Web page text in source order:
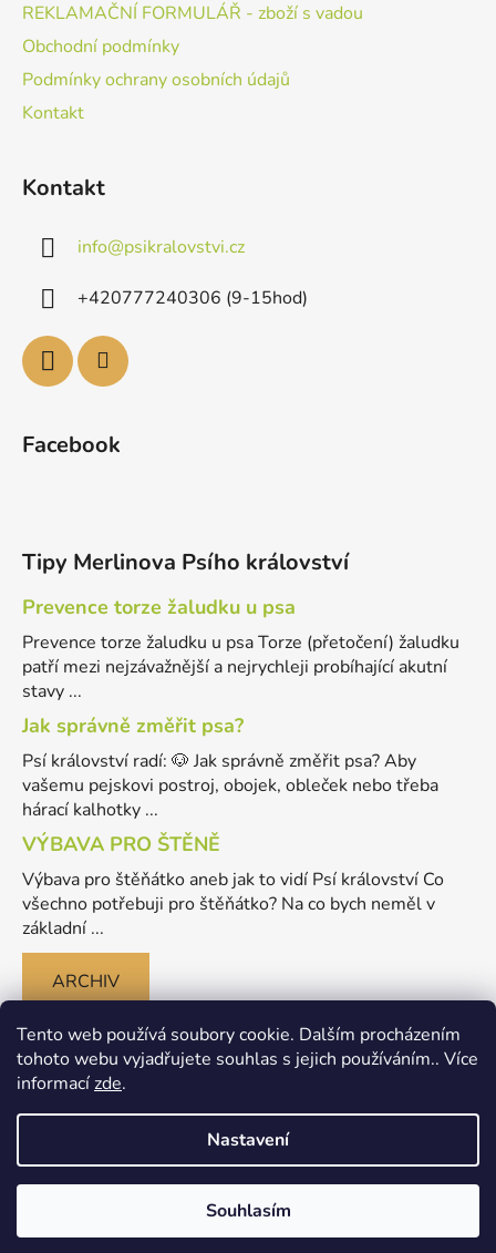
Tento web používá soubory cookie. Dalším procházením
tohoto webu vyjadřujete souhlas s jejich používáním.. Více
informacízde.
Nastavení
Souhlasím
REKLAMAČNÍ FORMULÁŘ - zboží s vadou
Obchodní podmínky
Podmínky ochrany osobních údajů
Kontakt
Kontakt
info@psikralovstvi.cz
+420777240306 (9-15hod)
Facebook
Tipy Merlinova Psího království
Prevence torze žaludku u psa
Prevence torze žaludku u psa Torze (přetočení) žaludku
patří mezi nejzávažnější a nejrychleji probíhající akutní
stavy ...
Jak správně změřit psa?
Psí království radí: 🐶 Jak správně změřit psa? Aby
vašemu pejskovi postroj, obojek, obleček nebo třeba
hárací kalhotky ...
VÝBAVA PRO ŠTĚNĚ
Výbava pro štěňátko aneb jak to vidí Psí království Co
všechno potřebuji pro štěňátko? Na co bych neměl v
základní ...
ARCHIV
Vytvořil Shoptet
Merlinovo Psikralovstvi.cz - eshop pro
psy. Všechna práva vyhrazena.